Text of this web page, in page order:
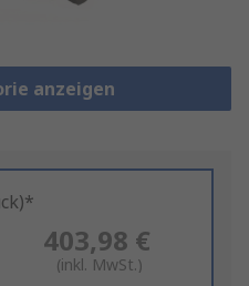
anzeigen
403,98 €
(inkl. MwSt.)